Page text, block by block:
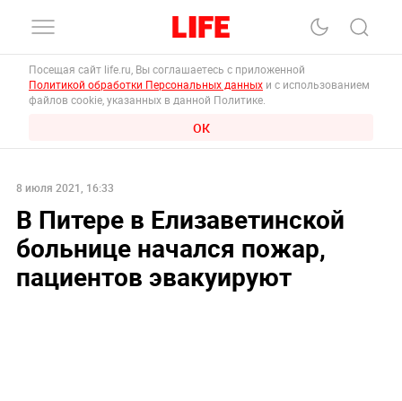
Посещая сайт life.ru, Вы соглашаетесь с приложенной
Политикой обработки Персональных данных и с использованием
файлов cookie, указанных в данной Политике.
ОК
8 июля 2021, 16:33
В Питере в Елизаветинской
больнице начался пожар,
пациентов эвакуируют